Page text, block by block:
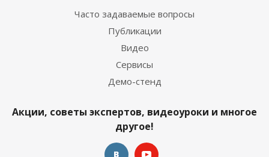
Часто задаваемые вопросы
Публикации
Видео
Сервисы
Демо-стенд
Акции, советы экспертов, видеоуроки и многое
другое!